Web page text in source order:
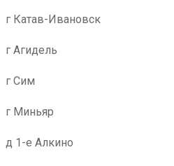
г Катав-Ивановск
г Агидель
г Сим
г Миньяр
д 1-е Алкино